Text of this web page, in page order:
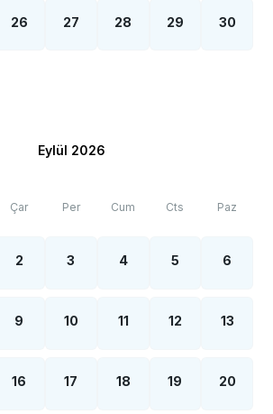
26 27 28 29 30
Eylül 2026
Çar Per Cum Cts Paz
2 3 4 5 6
9 10 11 12 13
16 17 18 19 20